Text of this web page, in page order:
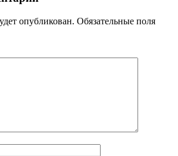
опубликован. Обязательные поля